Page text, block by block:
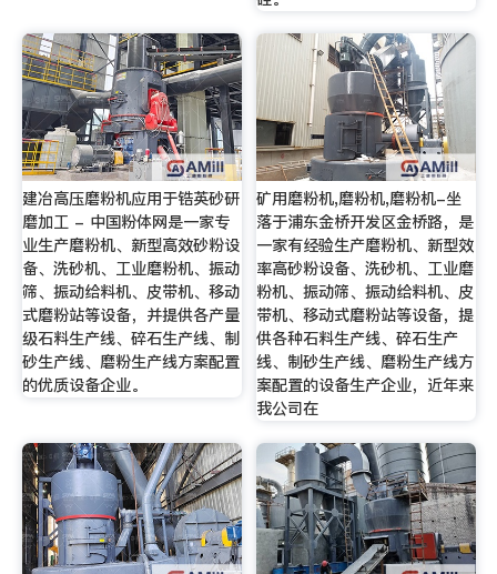
建冶高压磨粉机应用于锆英砂研
磨加工 - 中国粉体网是一家专
业生产磨粉机、新型高效砂粉设
备、洗砂机、工业磨粉机、振动
筛、振动给料机、皮带机、移动
式磨粉站等设备，并提供各产量
级石料生产线、碎石生产线、制
砂生产线、磨粉生产线方案配置
的优质设备企业。
矿用磨粉机,磨粉机,磨粉机-坐
落于浦东金桥开发区金桥路，是
一家有经验生产磨粉机、新型效
率高砂粉设备、洗砂机、工业磨
粉机、振动筛、振动给料机、皮
带机、移动式磨粉站等设备，提
供各种石料生产线、碎石生产
线、制砂生产线、磨粉生产线方
案配置的设备生产企业，近年来
我公司在